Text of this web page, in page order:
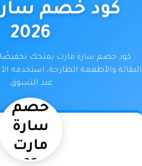
كود خصم
2026
كود خصم سارة مارت يمنحك
البقالة والأطعمة الطازجة، استخدمه
عند التسوق.
كود
خصم
سارة
مارت